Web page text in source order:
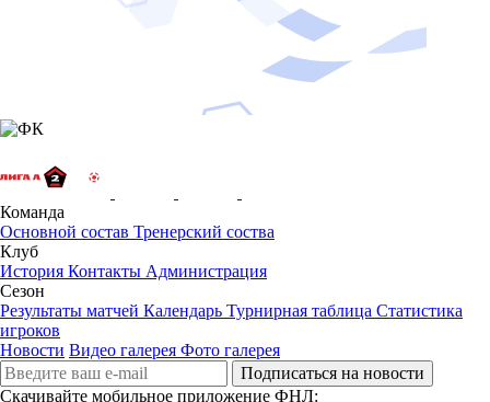
Команда
Основной состав Тренерский соства
Клуб
История Контакты Администрация
Сезон
Результаты матчей Календарь Турнирная таблица Статистика
игроков
Новости Видео галерея Фото галерея
Подписаться на новости
Скачивайте мобильное приложение ФНЛ: